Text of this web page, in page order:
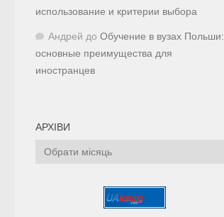
использование и критерии выбора
Андрей до Обучение в вузах Польши:
основные преимущества для
иностранцев
АРХІВИ
Архіви